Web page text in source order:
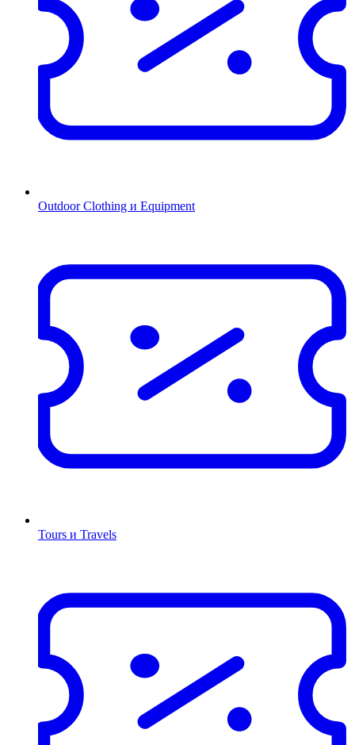
Outdoor Clothing и Equipment
Tours и Travels